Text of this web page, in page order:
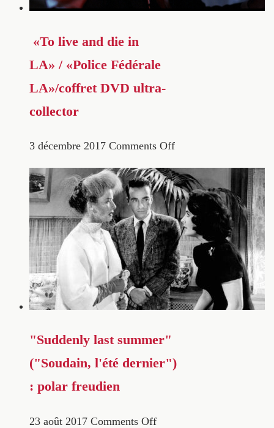
«To live and die in
LA» / «Police Fédérale
LA»/coffret DVD ultra-
collector
3 décembre 2017 Comments Off
"Suddenly last summer"
("Soudain, l'été dernier")
: polar freudien
23 août 2017 Comments Off